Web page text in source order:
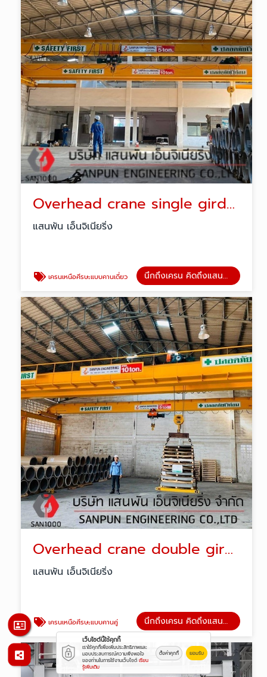
Overhead crane single girder
แสนพัน เอ็นจิเนียริ่ง
เครนเหนือศีรษะแบบคานเดี่ยว นึกถึงเครน คิดถึงแสนพัน
Overhead crane double girder
แสนพัน เอ็นจิเนียริ่ง
เครนเหนือศีรษะแบบคานคู่ นึกถึงเครน คิดถึงแสนพัน
เว็บไซต์นี้ใช้คุกกี้
เราใช้คุกกี้เพื่อเพิ่มประสิทธิภาพและ
มอบประสบการณ์ความพึงพอใจ
ของท่านในการใช้งานเว็บไซต์ เรียน
รู้เพิ่มเติม
ตั้งค่าคุกกี้ ยอมรับ